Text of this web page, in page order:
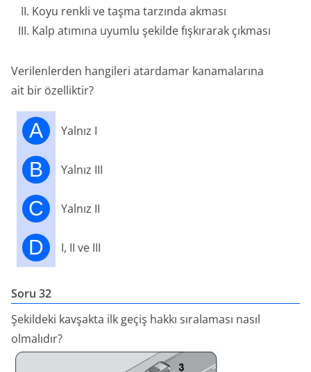
Koyu renkli ve taşma tarzında akması
Kalp atımına uyumlu şekilde fışkırarak çıkması
Verilenlerden hangileri atardamar kanamalarına
ait bir özelliktir?
A Yalnız I
B Yalnız III
C Yalnız II
D I, II ve III
Soru 32
Şekildeki kavşakta ilk geçiş hakkı sıralaması nasıl
olmalıdır?